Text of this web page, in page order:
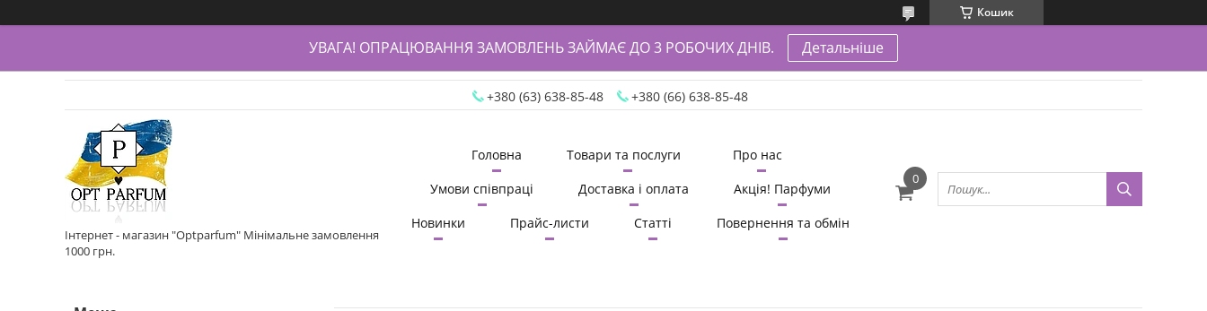
Кошик
УВАГА! ОПРАЦЮВАННЯ ЗАМОВЛЕНЬ ЗАЙМАЄ ДО 3 РОБОЧИХ ДНІВ. Детальніше
+380 (63) 638-85-48 +380 (66) 638-85-48
Інтернет - магазин "Optparfum" Мінімальне замовлення
1000 грн.
Головна Товари та послуги
Про нас
Умови співпраці
Доставка і оплата
Акція! Парфуми
Новинки
Прайс-листи Статті Повернення та обмін